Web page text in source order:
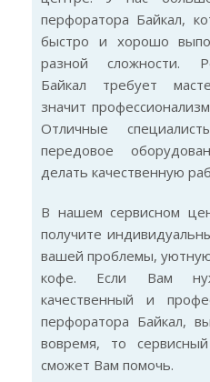
перфоратора Байкал,
быстро и хорошо
разной сложности.
Байкал требует
значит
Отличные
передовое
делать качественную
В нашем сервисном
получите
вашей проблемы,
кофе. Если Вам
качественный и
перфоратора Байкал,
вовремя, то
сможет Вам помочь.